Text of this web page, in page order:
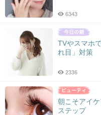
6343
TVやスマホ
れ目」対策
2336
朝こそアイ
ステップ